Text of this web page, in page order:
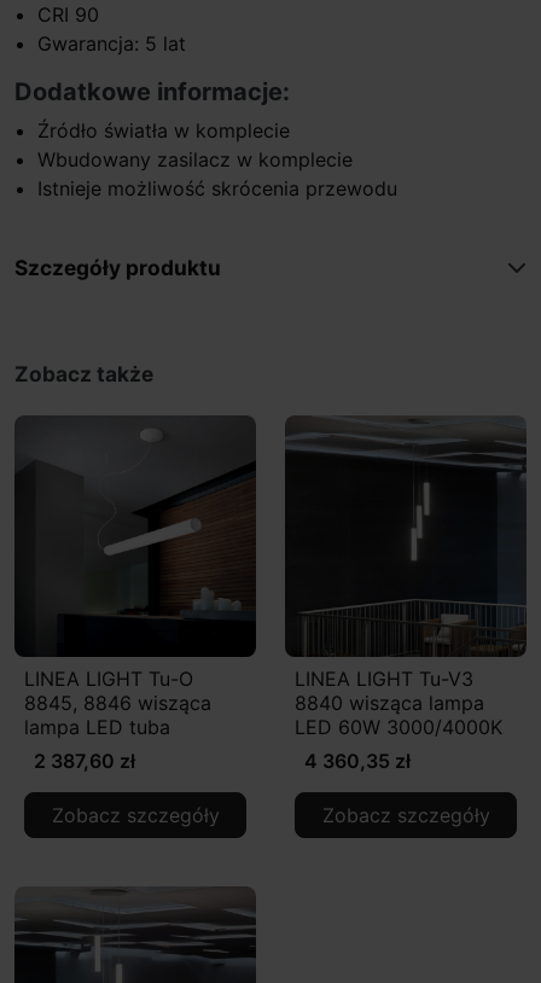
CRI 90
Gwarancja: 5 lat
Dodatkowe informacje:
Źródło światła w komplecie
Wbudowany zasilacz w komplecie
Istnieje możliwość skrócenia przewodu
Szczegóły produktu
Zobacz także
LINEA LIGHT Tu-O
8845, 8846 wisząca
lampa LED tuba
2 387,60 zł
Zobacz szczegóły
LINEA LIGHT Tu-V3
8840 wisząca lampa
LED 60W 3000/4000K
4 360,35 zł
Zobacz szczegóły